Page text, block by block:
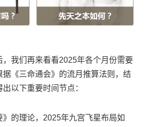
，我们再来看看2025年各个月份需要
《三命通会》的流月推算法则，结
以下重要时间节点：
》的理论，2025年九宫飞星布局如